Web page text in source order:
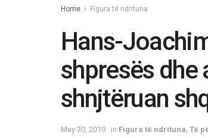
Home Figura të ndrituna
Hans-
shpresës dhe
shnjtëruan
May 30, 2019 in Figura të ndrituna Të